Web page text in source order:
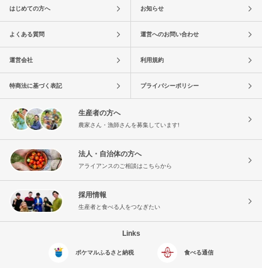
はじめての方へ お知らせ
よくある質問 運営へのお問い合わせ
運営会社 利用規約
特商法に基づく表記 プライバシーポリシー
生産者の方へ
農家さん・漁師さんを募集しています!
法人・自治体の方へ
アライアンスのご相談はこちらから
採用情報
生産者と食べる人をつなぎたい
Links
ポケマルふるさと納税 食べる通信